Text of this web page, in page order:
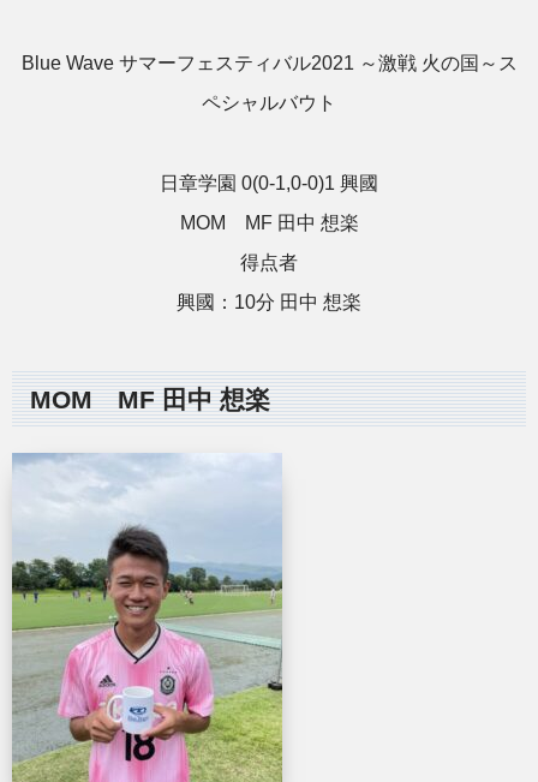
Blue Wave サマーフェスティバル2021 ～激戦 火の国～ス
ペシャルバウト
日章学園 0(0-1,0-0)1 興國
MOM MF 田中 想楽
得点者
興國：10分 田中 想楽
MOM MF 田中 想楽